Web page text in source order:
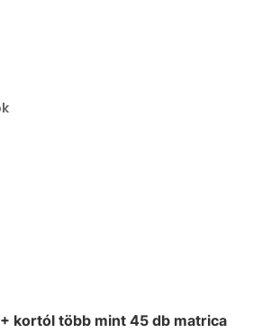
kortól több mint 45 db matrica